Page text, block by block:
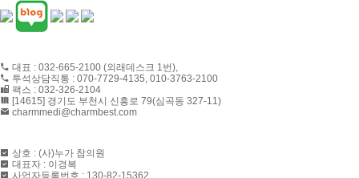
대표 : 032-665-2100 (외래데스크 1번),
투석상담직통 : 070-7729-4135, 010-3763-2100
팩스 : 032-326-2104
[14615] 경기도 부천시 신흥로 79(심곡동 327-11)
charmmedi@charmbest.com
상호 : (사)누가 참의원
대표자 : 이경복
사업자등록번호 : 130-82-15362